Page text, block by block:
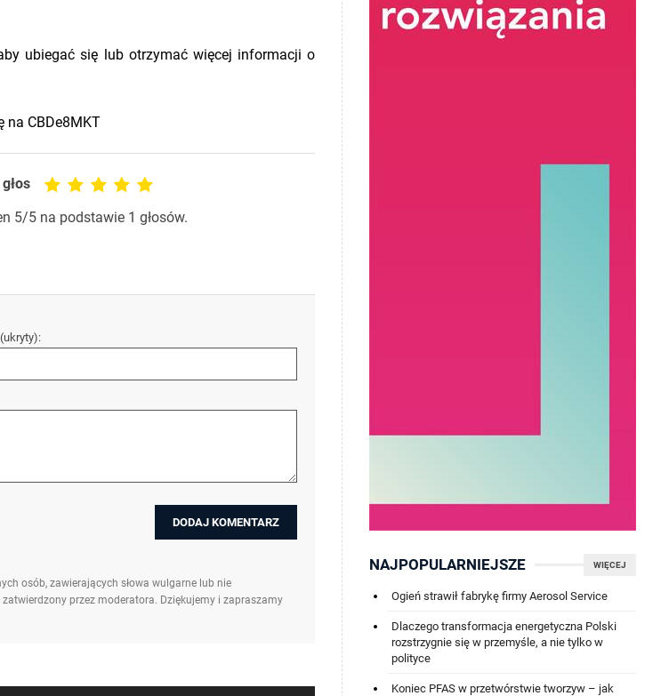
ubiegać się lub otrzymać więcej informacji o
na CBDe8MKT
5/5 na podstawie 1 głosów.
osób, zawierających słowa wulgarne lub nie
przez moderatora. Dziękujemy i zapraszamy
WIĘCEJ
NAJPOPULARNIEJSZE
Ogień strawił fabrykę firmy Aerosol Service
Dlaczego transformacja energetyczna Polski
rozstrzygnie się w przemyśle, a nie tylko w
polityce
Koniec PFAS w przetwórstwie tworzyw – jak